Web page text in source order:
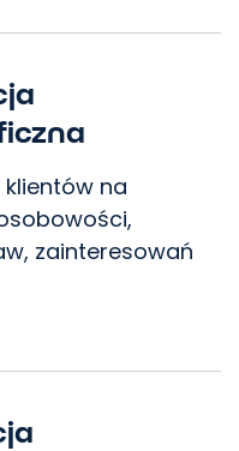
na
zainteresowań
z nami